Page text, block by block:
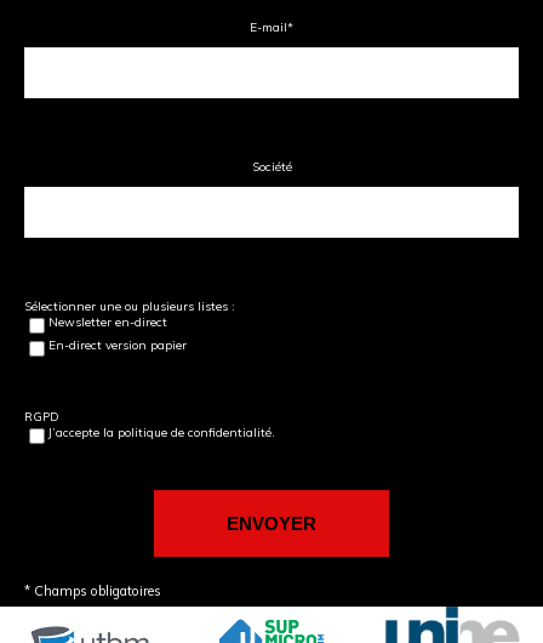
E-mail*
Société
Sélectionner une ou plusieurs listes :
Newsletter en-direct
En-direct version papier
RGPD
J’accepte la politique de confidentialité.
* Champs obligatoires